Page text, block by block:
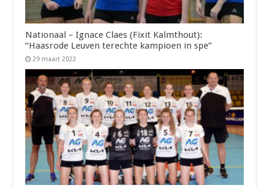
Nationaal – Ignace Claes (Fixit Kalmthout):
“Haasrode Leuven terechte kampioen in spe”
29 maart 2022